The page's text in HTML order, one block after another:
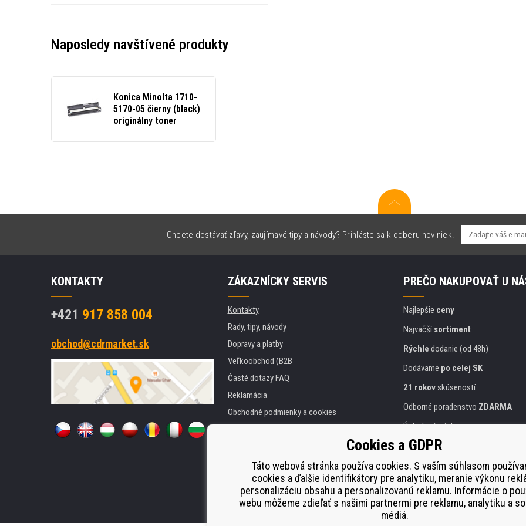
Naposledy navštívené produkty
Konica Minolta 1710-
5170-05 čierny (black)
originálny toner
Chcete dostávať zľavy, zaujímavé tipy a návody? Prihláste sa k odberu noviniek.
KONTAKTY
+421 917 858 004
obchod@cdrmarket.sk
ZÁKAZNÍCKY SERVIS
Kontakty
Rady, tipy, návody
Dopravy a platby
Veľkoobchod (B2B
Časté dotazy FAQ
Reklamácia
Obchodné podmienky a cookies
Prenájom tlačiarní
Náhradné plnenie
Odstoupení od smlouvy
PREČO NAKUPOVAŤ U
Najlepšie ceny
Najväčšísortiment
Rýchle dodanie (od 48h)
Dodávame po celej SK
21 rokovskúseností
Odborné poradenstvo ZDARMA
Ústretový prístup
Zlatýcertifikát
Bezpečnéon-line platby
Cookies a GDPR
Táto webová stránka používa cookies. S vaším súhlasom
cookies a ďalšie identifikátory pre analytiku, meranie výkonu
personalizáciu obsahu a personalizovanú reklamu. Informácie o
webu môžeme zdieľať s našimi partnermi pre reklamu, analytiku a
médiá.